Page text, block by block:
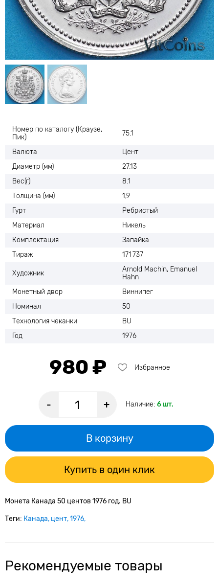
Номер по каталогу (Краузе,
Пик)
75.1
Валюта
Цент
Диаметр (мм)
27.13
Вес(г)
8.1
Толщина (мм)
1,9
Гурт
Ребристый
Материал
Никель
Комплектация
Запайка
Тираж
171 737
Художник
Arnold Machin, Emanuel
Hahn
Монетный двор
Виннипег
Номинал
50
Технология чеканки
BU
Год
1976
980 ₽ Избранное
- + Наличие: 6 шт.
В корзину
Купить в один клик
Монета Канада 50 центов 1976 год. BU
Теги: Канада цент 1976
Рекомендуемые товары